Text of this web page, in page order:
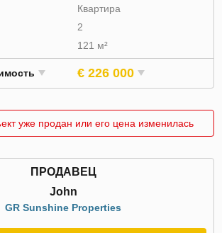
Квартира
2
121 м²
€ 226 000
уже продан или его цена изменилась
ПРОДАВЕЦ
John
GR Sunshine Properties